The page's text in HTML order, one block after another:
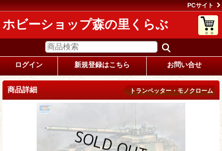
PCサイト
ホビーショップ森の里くらぶ
ログイン 新規登録はこちら お問い合せ
商品詳細 トランペッター・モノクローム